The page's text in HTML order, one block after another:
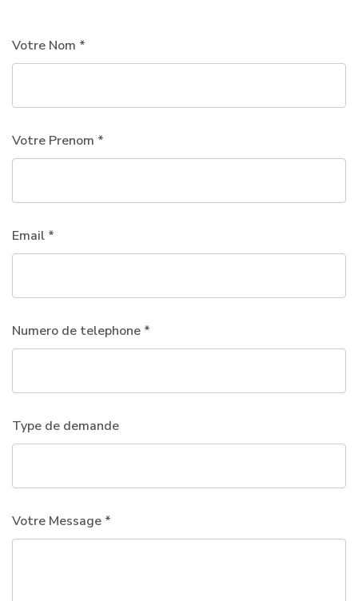
Votre Nom *
Votre Prenom *
Email *
Numero de telephone *
Type de demande
Votre Message *